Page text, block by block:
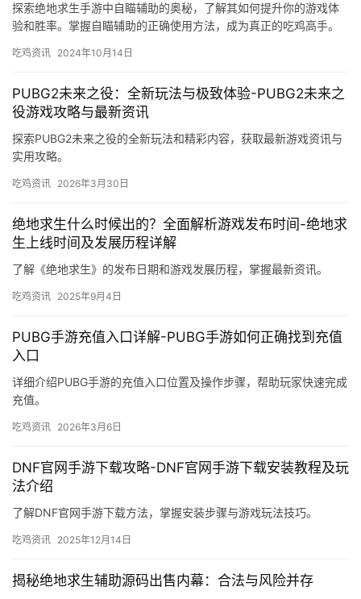
探索绝地求生手游中自瞄辅助的奥秘，了解其如何提升你的游戏体
验和胜率。掌握自瞄辅助的正确使用方法，成为真正的吃鸡高手。
吃鸡资讯 2024年10月14日
PUBG2未来之役：全新玩法与极致体验-PUBG2未来之
役游戏攻略与最新资讯
探索PUBG2未来之役的全新玩法和精彩内容，获取最新游戏资讯与
实用攻略。
吃鸡资讯 2026年3月30日
绝地求生什么时候出的？全面解析游戏发布时间-绝地求
生上线时间及发展历程详解
了解《绝地求生》的发布日期和游戏发展历程，掌握最新资讯。
吃鸡资讯 2025年9月4日
PUBG手游充值入口详解-PUBG手游如何正确找到充值
入口
详细介绍PUBG手游的充值入口位置及操作步骤，帮助玩家快速完成
充值。
吃鸡资讯 2026年3月6日
DNF官网手游下载攻略-DNF官网手游下载安装教程及玩
法介绍
了解DNF官网手游下载方法，掌握安装步骤与游戏玩法技巧。
吃鸡资讯 2025年12月14日
揭秘绝地求生辅助源码出售内幕：合法与风险并存